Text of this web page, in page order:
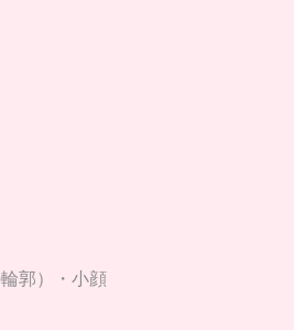
郭）・小顔